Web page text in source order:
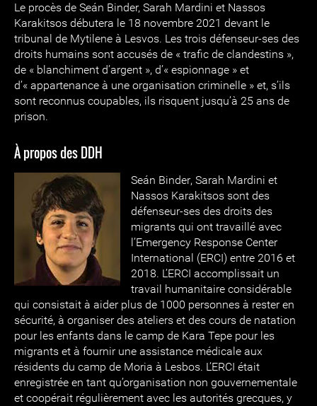
Le procès de Seán Binder, Sarah Mardini et Nassos
Karakitsos débutera le 18 novembre 2021 devant le
tribunal de Mytilene à Lesvos. Les trois défenseur-ses des
droits humains sont accusés de « trafic de clandestins »,
de « blanchiment d’argent », d’« espionnage » et
d’« appartenance à une organisation criminelle » et, s’ils
sont reconnus coupables, ils risquent jusqu’à 25 ans de
prison.
À propos des DDH
Seán Binder, Sarah Mardini et
Nassos Karakitsos sont des
défenseur-ses des droits des
migrants qui ont travaillé avec
l’Emergency Response Center
International (ERCI) entre 2016 et
2018. L’ERCI accomplissait un
travail humanitaire considérable
qui consistait à aider plus de 1000 personnes à rester en
sécurité, à organiser des ateliers et des cours de natation
pour les enfants dans le camp de Kara Tepe pour les
migrants et à fournir une assistance médicale aux
résidents du camp de Moria à Lesbos. L’ERCI était
enregistrée en tant qu’organisation non gouvernementale
et coopérait régulièrement avec les autorités grecques, y